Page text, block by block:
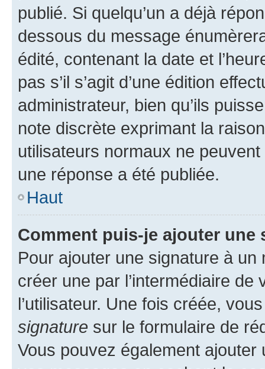
publié. Si quelqu’un a déjà
dessous du message
édité, contenant la date et
pas s’il s’agit d’une édition
administrateur, bien qu’ils
note discrète exprimant la
utilisateurs normaux ne
une réponse a été publiée.
Haut
Comment puis-je ajouter une
Pour ajouter une signature à un
créer une par l’intermédiaire
l’utilisateur. Une fois créée,
signature sur le formulaire de
Vous pouvez également